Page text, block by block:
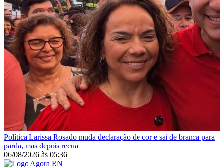
Política Larissa Rosado muda declaração de cor e sai de branca para
parda, mas depois recua
06/08/2026 às 05:36